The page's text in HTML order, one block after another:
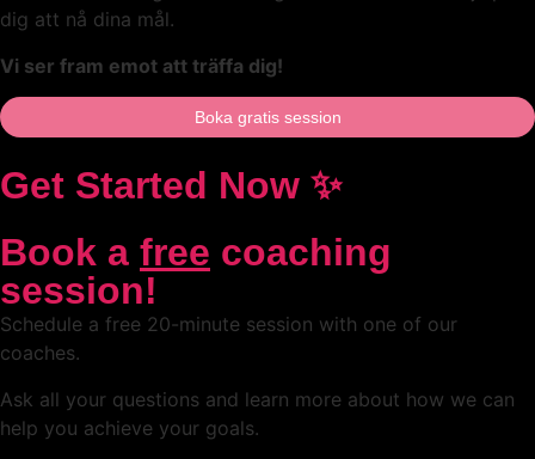
dig att nå dina mål.
Vi ser fram emot att träffa dig!
Boka gratis session
Get Started Now ✨
Book a free coaching
session!
Schedule a free 20-minute session with one of our
coaches.
Ask all your questions and learn more about how we can
help you achieve your goals.